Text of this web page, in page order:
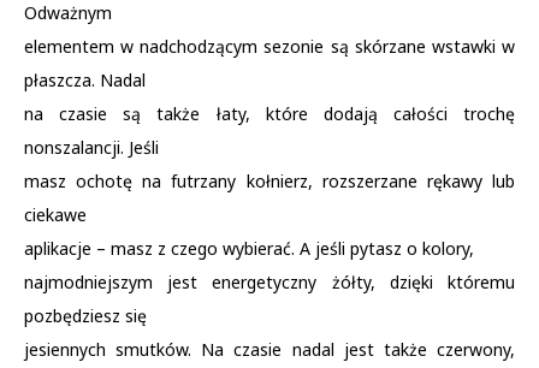
Odważnym
elementem w nadchodzącym sezonie są skórzane wstawki w
płaszcza. Nadal
na czasie są także łaty, które dodają całości trochę
nonszalancji. Jeśli
masz ochotę na futrzany kołnierz, rozszerzane rękawy lub
ciekawe
aplikacje – masz z czego wybierać. A jeśli pytasz o kolory,
najmodniejszym jest energetyczny żółty, dzięki któremu
pozbędziesz się
jesiennych smutków. Na czasie nadal jest także czerwony,